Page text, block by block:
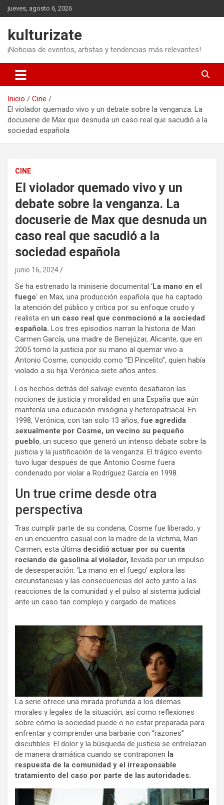
Saltar
al
jueves, agosto 6, 2026
kulturizate
¡Noticias de eventos, artistas y tendencias más relevantes!
Inicio
Cine
El violador quemado vivo y un debate sobre la venganza. La
docuserie de Max que desnuda un caso real que sacudió a la
sociedad española
CINE
El violador quemado vivo y un
debate sobre la venganza. La
docuserie de Max que desnuda un
caso real que sacudió a la
sociedad española
junio 16, 2024
Se ha estrenado la miniserie documental ‘La mano en el
fuego‘ en Max, una producción española que ha captado
la atención del público y crítica por su enfoque crudo y
realista en un caso real que conmocionó a la sociedad
española. Los tres episodios narran la historia de Mari
Carmen García, una madre de Benejúzar, Alicante, que en
2005 tomó la justicia por su mano al quemar vivo a
Antonio Cosme, conocido como “El Pincelito”, quien había
violado a su hija Verónica siete años antes.
Los hechos detrás del salvaje evento desafiaron las
nociones de justicia y moralidad en una España que aún
mantenía una educación misógina y heteropatriacal. En
1998, Verónica, con tan solo 13 años,fue agredida
sexualmente por Cosme, un vecino su pequeño
pueblo, un suceso que generó un intenso debate sobre la
justicia y la justificación de la venganza. El trágico evento
tuvo lugar después de que Antonio Cosme fuera
condenado por violar a Rodríguez García en 1998.
Un true crime desde otra
perspectiva
Tras cumplir parte de su condena, Cosme fue liberado, y
en un encuentro casual con la madre de la víctima, Mari
Carmen, esta última decidió actuar por su cuenta
rociando de gasolina al violador, llevada por un impulso
de desesperación. ‘La mano en el fuego’ explora las
circunstancias y las consecuencias del acto junto a las
reacciones de la comunidad y el pulso al sistema judicial
ante un caso tan complejo y cargado de matices.
La serie ofrece una mirada profunda a los dilemas
morales y legales de la situación, así como reflexiones
sobre cómo la sociedad puede o no estar preparada para
enfrentar y comprender una barbarie con “razones”
discutibles. El dolor y la búsqueda de justicia se entrelazan
de manera dramática cuando se contraponen la
respuesta de la comunidad y el irresponsable
tratamiento del caso por parte de las autoridades.